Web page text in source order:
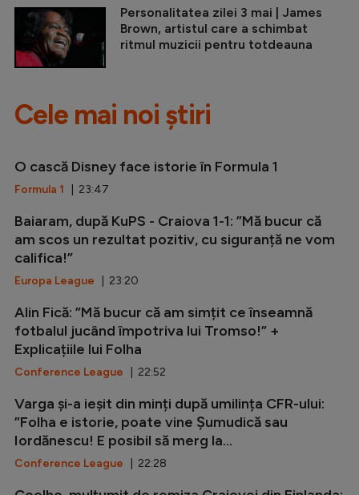
Personalitatea zilei 3 mai | James
Brown, artistul care a schimbat
ritmul muzicii pentru totdeauna
Cele mai noi știri
O cască Disney face istorie în Formula 1
Formula 1 | 23:47
Baiaram, după KuPS - Craiova 1-1: ”Mă bucur că
am scos un rezultat pozitiv, cu siguranță ne vom
califica!”
Europa League | 23:20
Alin Fică: ”Mă bucur că am simțit ce înseamnă
fotbalul jucând împotriva lui Tromso!” +
Explicațiile lui Folha
Conference League | 22:52
Varga și-a ieșit din minți după umilința CFR-ului:
”Folha e istorie, poate vine Șumudică sau
Iordănescu! E posibil să merg la...
Conference League | 22:28